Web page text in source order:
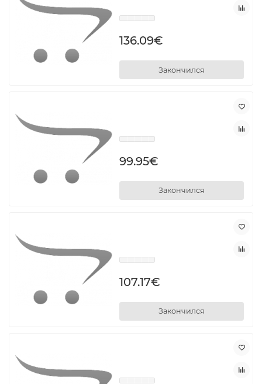
136.09€
Закончился
99.95€
Закончился
107.17€
Закончился